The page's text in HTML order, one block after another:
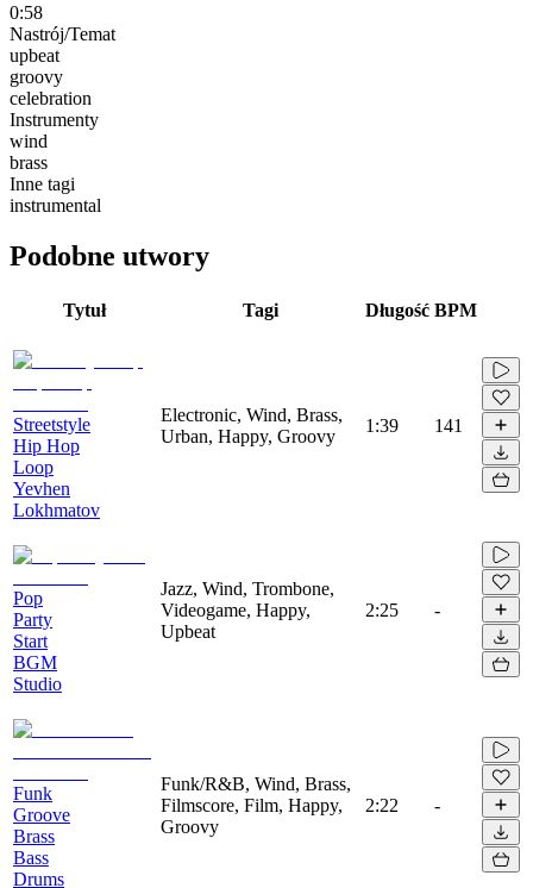
0:58
Nastrój/Temat
upbeat
groovy
celebration
Instrumenty
wind
brass
Inne tagi
instrumental
Podobne utwory
Tytuł Tagi Długość BPM
Streetstyle
Hip Hop
Loop
Yevhen
Lokhmatov
Electronic, Wind, Brass,
Urban, Happy, Groovy
1:39 141
Pop
Party
Start
BGM
Studio
Jazz, Wind, Trombone,
Videogame, Happy,
Upbeat
2:25 -
Funk
Groove
Brass
Bass
Drums
Funk/R&B, Wind, Brass,
Filmscore, Film, Happy,
Groovy
2:22 -